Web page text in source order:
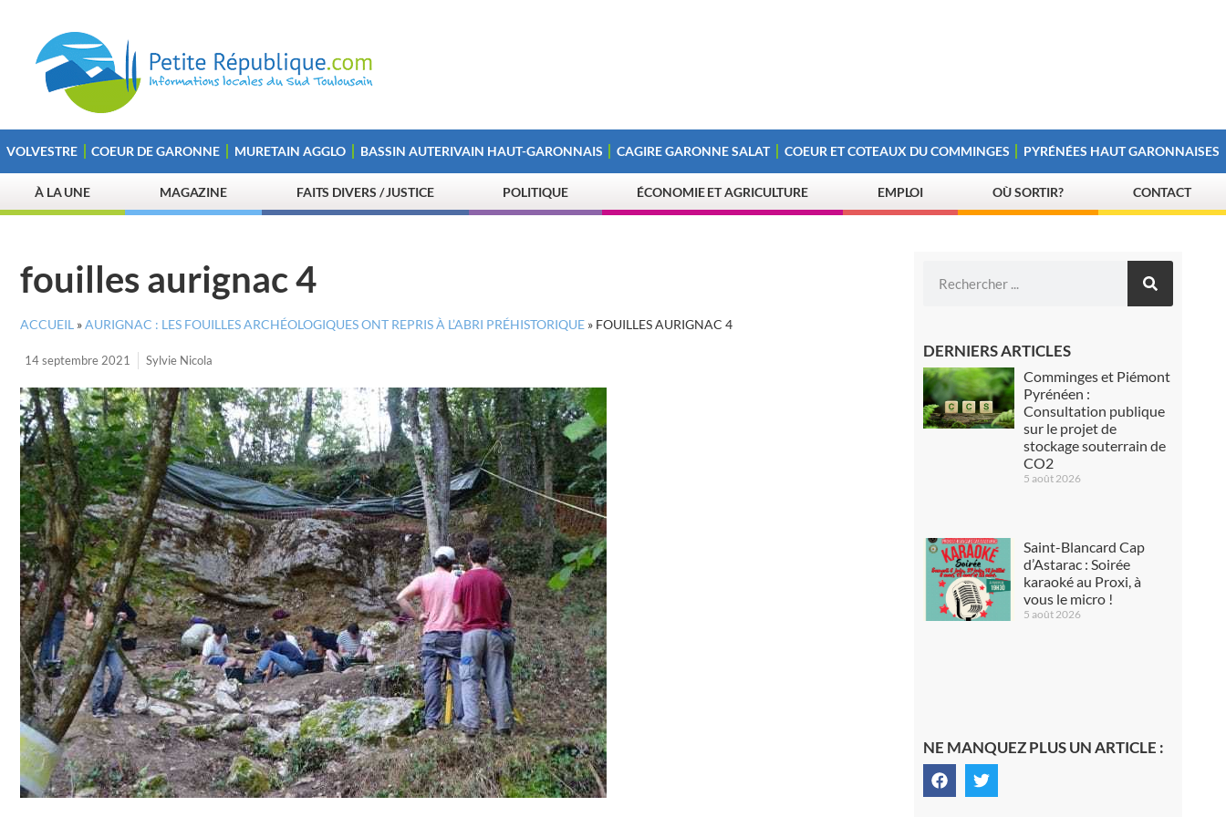
VOLVESTRE COEUR DE GARONNE MURETAIN AGGLO BASSIN AUTERIVAIN HAUT-GARONNAIS CAGIRE GARONNE SALAT COEUR ET COTEAUX DU COMMINGES PYRÉNÉES HAUT GARONNAISES
À LA UNE MAGAZINE FAITS DIVERS / JUSTICE POLITIQUE ÉCONOMIE ET AGRICULTURE EMPLOI OÙ SORTIR? CONTACT
fouilles aurignac 4
ACCUEIL »AURIGNAC : LES FOUILLES ARCHÉOLOGIQUES ONT REPRIS À L’ABRI PRÉHISTORIQUE » FOUILLES AURIGNAC 4
14 septembre 2021 Sylvie Nicola DERNIERS ARTICLES
Comminges et Piémont
Pyrénéen :
Consultation publique
sur le projet de
stockage souterrain de
CO2
5 août 2026
Saint-Blancard Cap
d’Astarac : Soirée
karaoké au Proxi, à
vous le micro !
5 août 2026
NE MANQUEZ PLUS UN ARTICLE :